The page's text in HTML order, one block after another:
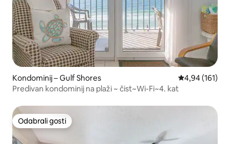
Kondominij – Gulf Shores Prosječna
4,94 (161)
Predivan kondominij na plaži ~ čist~Wi-Fi~4. kat
Odabrali gosti
Odabrali gosti